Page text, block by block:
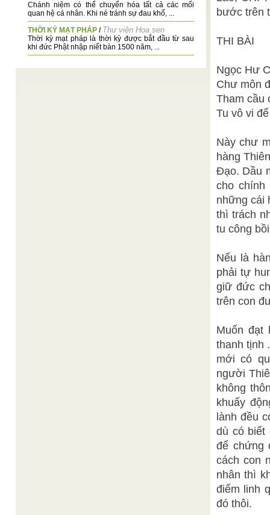
Chánh niệm có thể chuyển hóa tất cả các mối
quan hệ cá nhân. Khi né tránh sự đau khổ, ...
THỜI KỲ MẠT PHÁP / Thư viện Hoa sen
Thời kỳ mạt pháp là thời kỳ được bắt đầu từ sau
khi đức Phật nhập niết bàn 1500 năm, ...
bước trên
THI BÀI
Ngọc Hư
Chư môn
Tham cầu
Tu vô vi
Này chư
hàng
Đạo. Dầu
cho
những cái
thì trách
tu công
Nếu là
phải tự
giữ đức
trên con
Muốn đạt
thanh tịnh
mới có
người
không
khuấy
lành đều
dù có biết
để chứng
cách con
nhân thì
điểm linh
đó thôi.